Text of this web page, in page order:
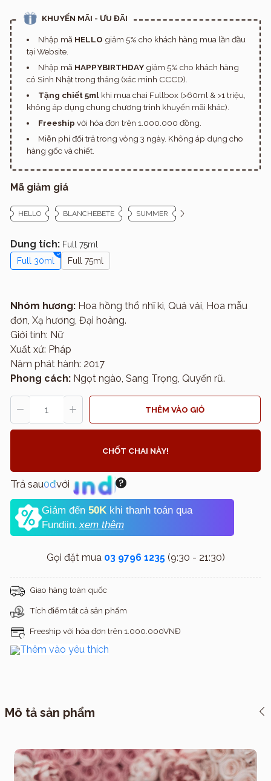
KHUYẾN MÃI - ƯU ĐÃI
Nhập mã HELLO giảm 5% cho khách hàng mua lần đầu
tại Website.
Nhập mã HAPPYBIRTHDAYgiảm 5% cho khách hàng
có Sinh Nhật trong tháng (xác minh CCCD).
Tặng chiết 5mlkhi mua chai Fullbox (>60ml & >1 triệu,
không áp dụng chung chương trình khuyến mãi khác).
Freeship với hóa đơn trên 1.000.000 đồng.
Miễn phí đổi trả trong vòng 3 ngày. Không áp dụng cho
hàng gốc và chiết.
Mã giảm giá
HELLO BLANCHEBETE SUMMER
Dung tích: Full 75ml
Full 30ml
Full 75ml
Nhóm hương: Hoa hồng thổ nhĩ kì, Quả vải, Hoa mẫu
đơn, Xạ hương, Đại hoàng.
Giới tính: Nữ
Xuất xứ: Pháp
Năm phát hành: 2017
Phong cách: Ngọt ngào, Sang Trọng, Quyến rũ.
THÊM VÀO GIỎ
CHỐT CHAI NÀY!
Trả sau0đvới
Giảm đến 50K khi thanh toán qua
Fundiin. xem thêm
Gọi đặt mua 03 9796 1235(9:30 - 21:30)
Giao hàng toàn quốc
Tích điểm tất cả sản phẩm
Freeship với hóa đơn trên 1.000.000VNĐ
Thêm vào yêu thích
Mô tả sản phẩm